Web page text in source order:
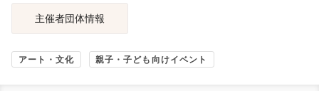
主催者団体情報
アート・文化 親子・子ども向けイベント